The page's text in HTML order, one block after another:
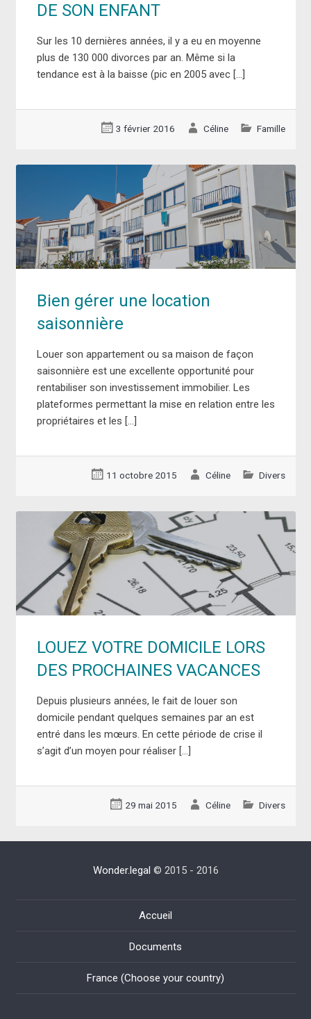
DE SON ENFANT
Sur les 10 dernières années, il y a eu en moyenne
plus de 130 000 divorces par an. Même si la
tendance est à la baisse (pic en 2005 avec […]
3 février 2016 Céline Famille
Bien gérer une location
saisonnière
Louer son appartement ou sa maison de façon
saisonnière est une excellente opportunité pour
rentabiliser son investissement immobilier. Les
plateformes permettant la mise en relation entre les
propriétaires et les […]
11 octobre 2015 Céline Divers
LOUEZ VOTRE DOMICILE LORS
DES PROCHAINES VACANCES
Depuis plusieurs années, le fait de louer son
domicile pendant quelques semaines par an est
entré dans les mœurs. En cette période de crise il
s’agit d’un moyen pour réaliser […]
29 mai 2015 Céline Divers
Wonder.legal © 2015 - 2016
Accueil
Documents
France (Choose your country)